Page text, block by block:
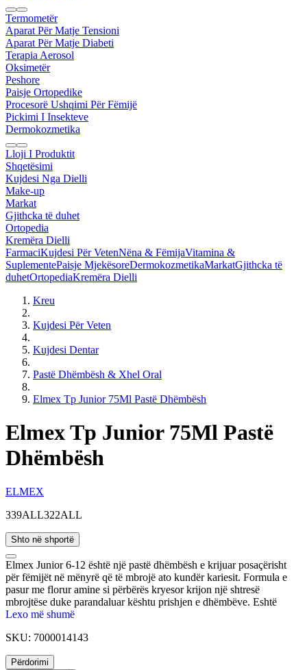
Termometër
Aparat Për Matje Tensioni
Aparat Për Matje Diabeti
Terapia Aerosol
Oksimetër
Peshore
Paisje Ortopedike
Procesorë Ushqimi Për Fëmijë
Pickimi I Insekteve
Dermokozmetika
Lloji I Produktit
Shqetësimi
Kujdesi Nga Dielli
Make-up
Markat
Gjithcka të duhet
Ortopedia
Kremëra Dielli
FarmaciKujdesi Për VetenNëna & FëmijaVitamina &
SuplementePaisje MjekësoreDermokozmetikaMarkatGjithcka të
duhetOrtopediaKremëra Dielli
Kreu
Kujdesi Për Veten
Kujdesi Dentar
Pastë Dhëmbësh & Xhel Oral
Elmex Tp Junior 75Ml Pastë Dhëmbësh
Elmex Tp Junior 75Ml Pastë
Dhëmbësh
ELMEX
339ALL322ALL
Shto në shportë
Elmex Junior 6-12 është një pastë dhëmbësh e krijuar posaçërisht
për fëmijët në mënyrë që të mbrojë ato kundër kariesit. Formula e
pasur me florur amine si përbërës kryesor krijon një shtresë
mbrojtëse duke parandaluar kështu prishjen e dhëmbëve. Eshtë
ideale për higjienën e përditshme orale të fëmijëve nga 6 deri në 12
Lexo më shumë
SKU: 7000014143
Përdorimi